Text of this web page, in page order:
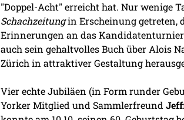
"Doppel-Acht" erreicht hat. Nur wenige
Schachzeitungin Erscheinung getreten,
Erinnerungen an das
auch sein gehaltvolles Buch über Alois
Zürich in attraktiver Gestaltung
Vier echte Jubiläen (in Form runder
Yorker Mitglied und Sammlerfreund